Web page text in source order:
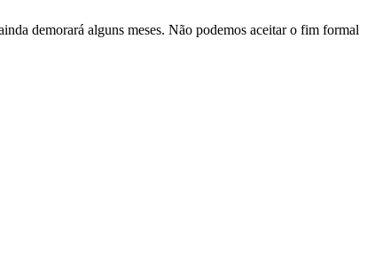
demorará alguns meses. Não podemos aceitar o fim formal